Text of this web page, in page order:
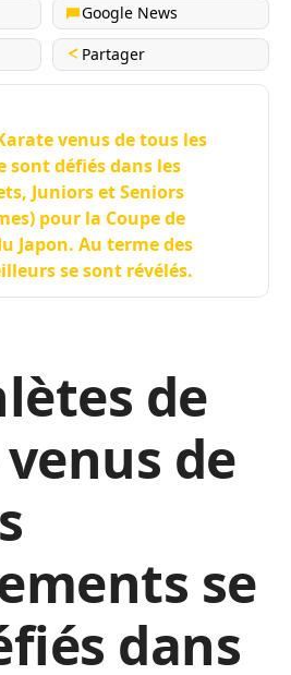
Google News
Partager
venus de tous les
sont défiés dans les
Juniors et Seniors
pour la Coupe de
Japon. Au terme des
se sont révélés.
de
de
se
dans